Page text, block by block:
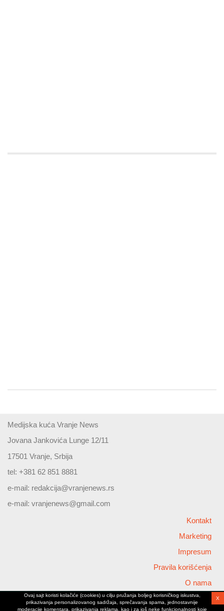
Medijska kuća Vranje News
Jovana Jankovića Lunge 12/11
17501 Vranje, Srbija
tel: +381 62 851 8881
e-mail: redakcija@vranjenews.rs
e-mail: vranjenews@gmail.com
Kontakt
Marketing
Impresum
Pravila korišćenja
O nama
Copyright © 2026 Vranjenews
All rights reserved
Ovaj sajt koristi kolačiće (cookies) u cilju pružanja boljeg korisničkog iskustva,
prikazivanja personalizovanog sadržaja, sprečavanja spama, jednostavnije
moderacije komentara, prikazivanja reklama, kao i za još neke funkcionalnosti koje
X